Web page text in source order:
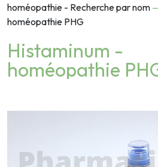
homéopathie - Recherche par nom
homéopathie PHG
Histaminum -
homéopathie